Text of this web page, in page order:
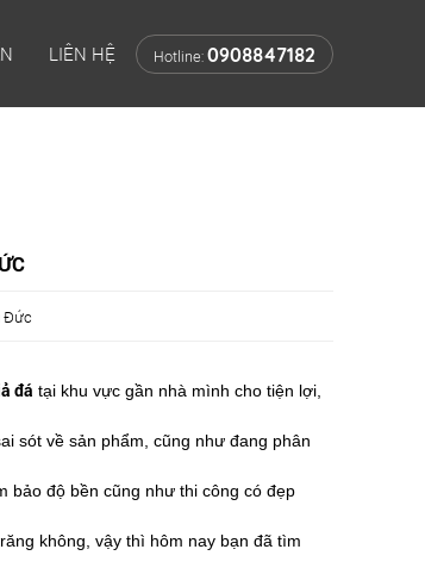
LIÊN HỆ Hotline: 0908847182
Đức
đá tại khu vực gần nhà mình cho tiện lợi,
sót về sản phẩm, cũng như đang phân
bảo độ bền cũng như thi công có đẹp
không, vậy thì hôm nay bạn đã tìm